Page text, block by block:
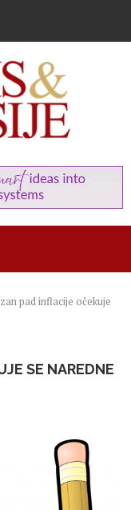
pad inflacije očekuje
SE NAREDNE